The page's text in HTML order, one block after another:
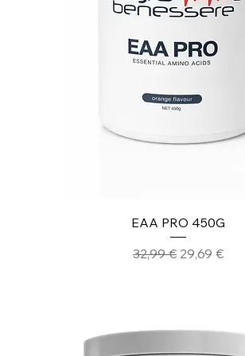
EAA PRO 450G
Prezzo regolare
32,99 € Prezzo
29,69 €